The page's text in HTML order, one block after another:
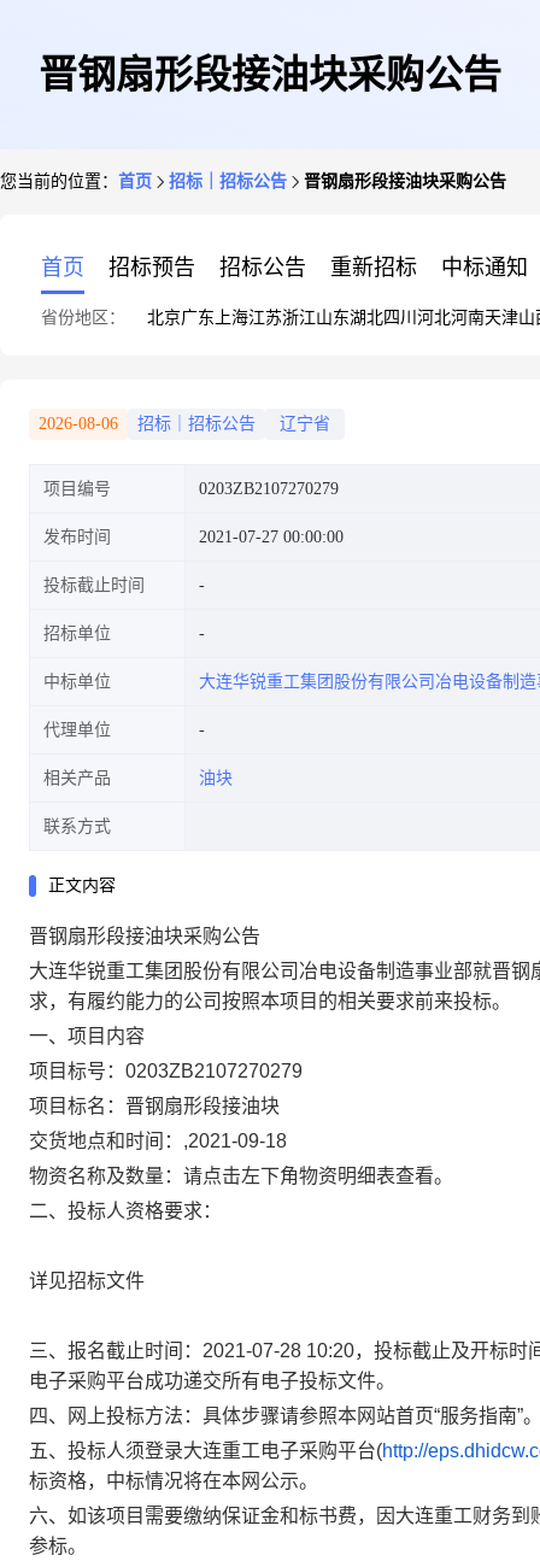
晋钢扇形段接油块采购公告
您当前的位置： 首页 招标｜招标公告 晋钢扇形段接油块采购公告
首页 招标预告 招标公告 重新招标 中标通知
省份地区： 北京广东 上海江苏浙江山东湖北四川 河北河南天津山
2026-08-06 招标｜招标公告 辽宁省
项目编号 0203ZB2107270279
发布时间 2021-07-27 00:00:00
投标截止时间
招标单位
中标单位 大连华锐重工集团股份有限公司冶电设备制
代理单位
相关产品 油块
联系方式
正文内容
晋钢扇形段接油块采购公告
大连华锐重工集团股份有限公司冶电设备制造事业部就晋
求，有履约能力的公司按照本项目的相关要求前来投标。
一、项目内容
项目标号：0203ZB2107270279
项目标名：晋钢扇形段接油块
交货地点和时间：,2021-09-18
物资名称及数量：请点击左下角物资明细表查看。
二、投标人资格要求：
详见招标文件
三、报名截止时间：2021-07-28 10:20，投标截止及开标
电子采购平台成功递交所有电子投标文件。
四、网上投标方法：具体步骤请参照本网站首页“服务指南”
五、投标人须登录大连重工电子采购平台(http://
标资格，中标情况将在本网公示。
六、如该项目需要缴纳保证金和标书费，因大连重工财务
参标。